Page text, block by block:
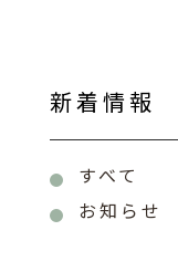
新着情報
すべて
お知らせ